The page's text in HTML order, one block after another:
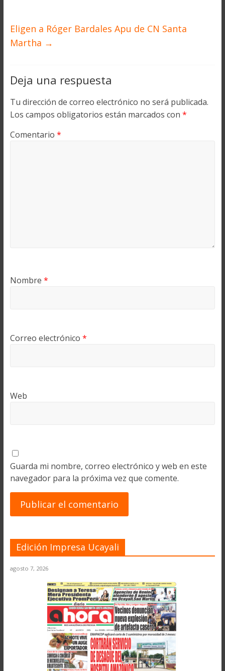
Eligen a Róger Bardales Apu de CN Santa
Martha →
Deja una respuesta
Tu dirección de correo electrónico no será publicada.
Los campos obligatorios están marcados con *
Comentario *
Nombre *
Correo electrónico *
Web
Guarda mi nombre, correo electrónico y web en este
navegador para la próxima vez que comente.
Edición Impresa Ucayali
agosto 7, 2026